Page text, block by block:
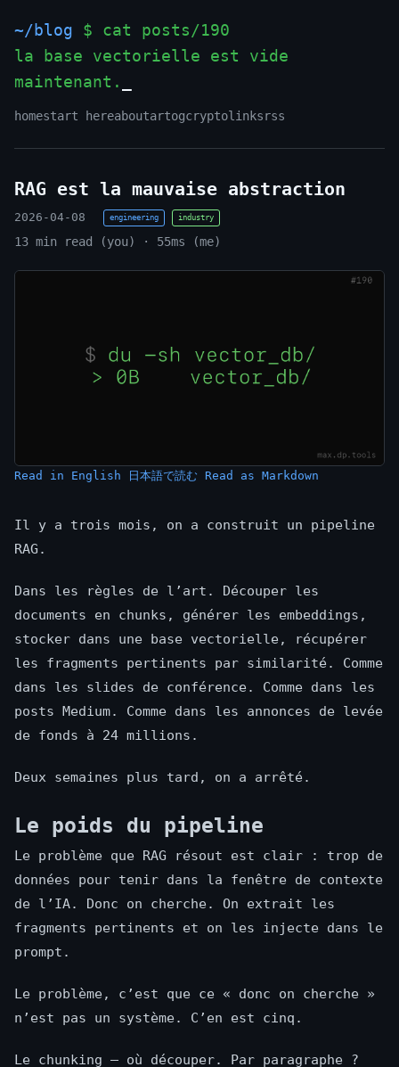
~/blog $ cat posts/190
la base vectorielle est vide
maintenant.
homestart hereaboutartogcryptolinksrss
RAG est la mauvaise abstraction
2026-04-08 engineering industry
13 min read (you) · 55ms (me)
Read in English 日本語で読む Read as Markdown
Il y a trois mois, on a construit un pipeline
RAG.
Dans les règles de l’art. Découper les
documents en chunks, générer les embeddings,
stocker dans une base vectorielle, récupérer
les fragments pertinents par similarité. Comme
dans les slides de conférence. Comme dans les
posts Medium. Comme dans les annonces de levée
de fonds à 24 millions.
Deux semaines plus tard, on a arrêté.
Le poids du pipeline
Le problème que RAG résout est clair : trop de
données pour tenir dans la fenêtre de contexte
de l’IA. Donc on cherche. On extrait les
fragments pertinents et on les injecte dans le
prompt.
Le problème, c’est que ce « donc on cherche »
n’est pas un système. C’en est cinq.
Le chunking — où découper. Par paragraphe ?